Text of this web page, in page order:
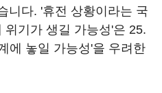
니다. '휴전 상황이라는 국
기가 생길 가능성'은 25.
에 놓일 가능성'을 우려한